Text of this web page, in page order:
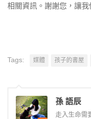
相關資訊。謝謝您，讓我
Tags: 媒體 孩子的書屋
孫 語辰
走入生命需